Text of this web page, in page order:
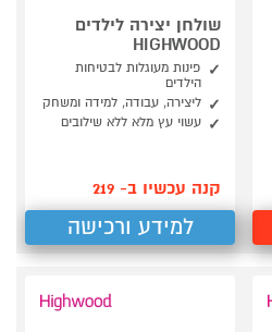
שולחן יצירה לילדים
HIGHWOOD
פינות מעוגלות לבטיחות
הילדים
ליצירה, עבודה, למידה ומשחק
עשוי עץ מלא ללא שילובים
קנה עכשיו ב- 219
למידע ורכישה